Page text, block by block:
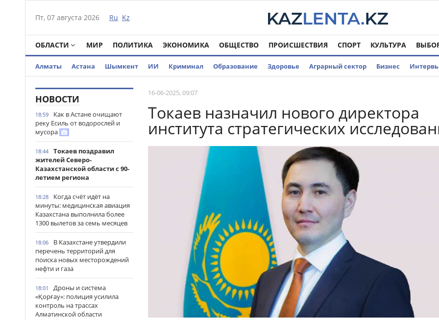
Пт, 07 августа 2026 Ru Kz
ОБЛАСТИ МИР ПОЛИТИКА ЭКОНОМИКА ОБЩЕСТВО ПРОИСШЕСТВИЯ СПОРТ КУЛЬТУРА
Алматы Астана Шымкент ИИ Криминал Образование Здоровье Аграрный сектор Бизнес
НОВОСТИ
18:59
Как в Астане очищают
реку Есиль от водорослей и
мусора
18:44
Токаев поздравил
жителей Северо-
Казахстанской области с 90-
летием региона
18:28
Когда счёт идёт на
минуты: медицинская авиация
Казахстана выполнила более
1300 вылетов за семь месяцев
18:06
В Казахстане утвердили
перечень территорий для
поиска новых месторождений
нефти и газа
18:01
Дроны и система
«Қорғау»: полиция усилила
контроль на трассах
Алматинской области
16-06-2025, 09:07
Токаев назначил нового директора
института стратегических